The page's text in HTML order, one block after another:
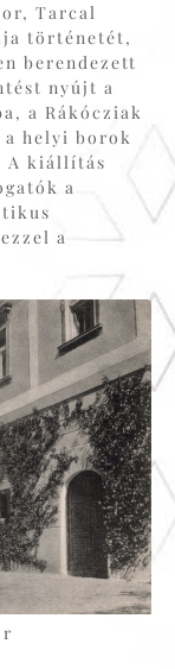
Tarcal
történetét,
berendezett
nyújt a
a Rákócziak
a helyi borok
A kiállítás
a
a